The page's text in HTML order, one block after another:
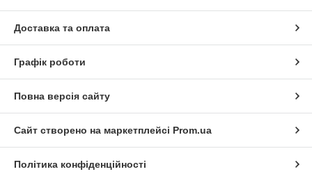
Доставка та оплата
Графік роботи
Повна версія сайту
Сайт створено на маркетплейсі Prom.ua
Політика конфіденційності